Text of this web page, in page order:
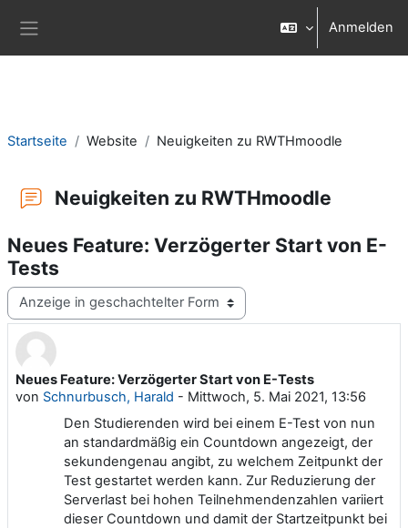
Anmelden
Startseite Website Neuigkeiten zu RWTHmoodle
Neuigkeiten zu RWTHmoodle
Neues Feature: Verzögerter Start von E-
Tests
Anzeigemodus
Neues Feature: Verzögerter Start von E-Tests
von Schnurbusch, Harald - Mittwoch, 5. Mai 2021, 13:56
Anzahl Antworten: 0
Den Studierenden wird bei einem E-Test von nun
an standardmäßig ein Countdown angezeigt, der
sekundengenau angibt, zu welchem Zeitpunkt der
Test gestartet werden kann. Zur Reduzierung der
Serverlast bei hohen Teilnehmendenzahlen variiert
dieser Countdown und damit der Startzeitpunkt bei